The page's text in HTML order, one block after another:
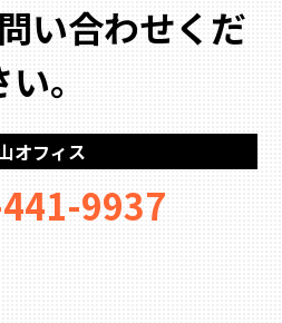
い合わせくだ
い。
オフィス
9937